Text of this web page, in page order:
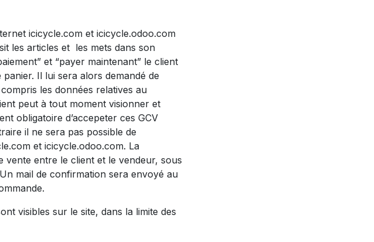
icicycle.com et icicycle.odoo.com
les articles et les mets dans son
et “payer maintenant” le client
Il lui sera alors demandé de
les données relatives au
peut à tout moment visionner et
obligatoire d’accepeter ces GCV
il ne sera pas possible de
et icicycle.odoo.com. La
vente entre le client et le vendeur, sous
mail de confirmation sera envoyé au
visibles sur le site, dans la limite des